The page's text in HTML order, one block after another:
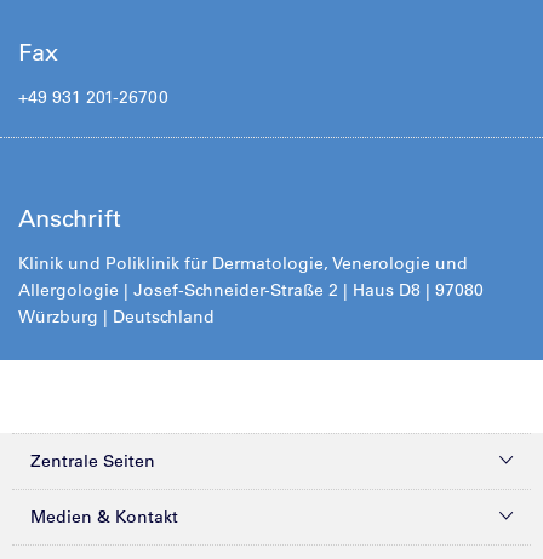
Fax
+49 931 201-26700
Anschrift
Klinik und Poliklinik für Dermatologie, Venerologie und
Allergologie | Josef-Schneider-Straße 2 | Haus D8 | 97080
Würzburg | Deutschland
Zentrale Seiten
Kliniken & Zentren
Medien & Kontakt